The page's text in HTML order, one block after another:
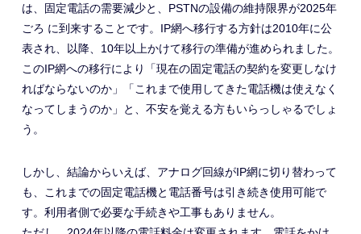
は、固定電話の需要減少と、PSTNの設備の維持限界が2025年
ごろ に到来することです。IP網へ移行する方針は2010年に公
表され、以降、10年以上かけて移行の準備が進められました。
このIP網への移行により「現在の固定電話の契約を変更しなけ
ればならないのか」「これまで使用してきた電話機は使えなく
なってしまうのか」と、不安を覚える方もいらっしゃるでしょ
う。
しかし、結論からいえば、アナログ回線がIP網に切り替わって
も、これまでの固定電話機と電話番号は引き続き使用可能で
す。利用者側で必要な手続きや工事もありません。